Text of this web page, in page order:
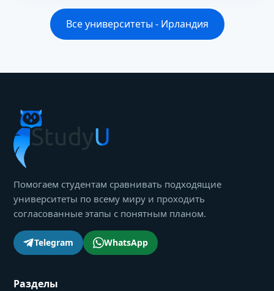
Все университеты - Ирландия
Помогаем студентам сравнивать подходящие
университеты по всему миру и проходить
согласованные этапы с понятным планом.
Telegram WhatsApp
Разделы